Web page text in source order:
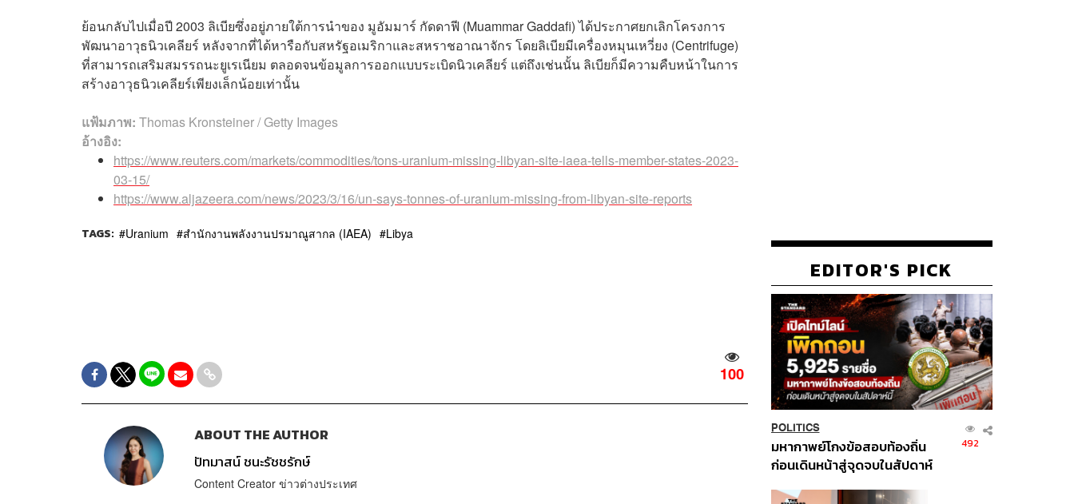
ย้อนกลับไปเมื่อปี 2003 ลิเบียซึ่งอยู่ภายใต้การนำของ มูอัมมาร์ กัดดาฟี (Muammar Gaddafi) ได้ประกาศยกเลิกโครงการ
พัฒนาอาวุธนิวเคลียร์ หลังจากที่ได้หารือกับสหรัฐอเมริกาและสหราชอาณาจักร โดยลิเบียมีเครื่องหมุนเหวี่ยง (Centrifuge)
ที่สามารถเสริมสมรรถนะยูเรเนียม ตลอดจนข้อมูลการออกแบบระเบิดนิวเคลียร์ แต่ถึงเช่นนั้น ลิเบียก็มีความคืบหน้าในการ
สร้างอาวุธนิวเคลียร์เพียงเล็กน้อยเท่านั้น
แฟ้มภาพ: Thomas Kronsteiner / Getty Images
อ้างอิง:
https://www.reuters.com/markets/commodities/tons-uranium-missing-libyan-site-iaea-tells-member-states-2023-
03-15/
https://www.aljazeera.com/news/2023/3/16/un-says-tonnes-of-uranium-missing-from-libyan-site-reports
TAGS: Uranium สำนักงานพลังงานปรมาณูสากล (IAEA) Libya
100
ABOUT THE AUTHOR
ปัทมาสน์ ชนะรัชชรักษ์
Content Creator ข่าวต่างประเทศ
EDITOR'S PICK
POLITICS
มหากาพย์โกงข้อสอบท้องถิ่น
ก่อนเดินหน้าสู่จุดจบในสัปดาห์
492